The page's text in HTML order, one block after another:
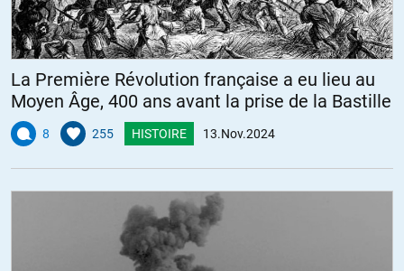
La Première Révolution française a eu lieu au
Moyen Âge, 400 ans avant la prise de la Bastille
8 255 HISTOIRE 13.Nov.2024